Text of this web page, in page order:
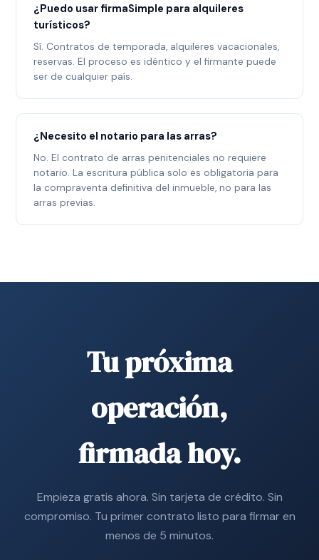
¿Puedo usar firmaSimple para alquileres
turísticos?
Sí. Contratos de temporada, alquileres vacacionales,
reservas. El proceso es idéntico y el firmante puede
ser de cualquier país.
¿Necesito el notario para las arras?
No. El contrato de arras penitenciales no requiere
notario. La escritura pública solo es obligatoria para
la compraventa definitiva del inmueble, no para las
arras previas.
Tu próxima
operación,
firmada hoy.
Empieza gratis ahora. Sin tarjeta de crédito. Sin
compromiso. Tu primer contrato listo para firmar en
menos de 5 minutos.